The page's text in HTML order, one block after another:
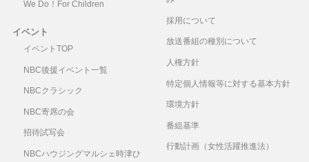
We Do！For Children
イベント
イベントTOP
NBC後援イベント一覧
NBCクラシック
NBC寄席の会
招待試写会
NBCハウジングマルシェ時津ひ
採用について
放送番組の種別について
人権方針
特定個人情報等に対する基本方針
環境方針
番組基準
行動計画（女性活躍推進法）